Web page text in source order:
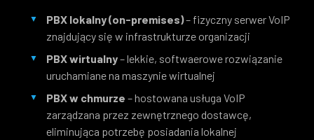
PBX lokalny (on-premises)– fizyczny serwer VoIP
znajdujący się w infrastrukturze organizacji
PBX wirtualny– lekkie, softwaerowe rozwiązanie
uruchamiane na maszynie wirtualnej
PBX w chmurze – hostowana usługa VoIP
zarządzana przez zewnętrznego dostawcę,
eliminująca potrzebę posiadania lokalnej